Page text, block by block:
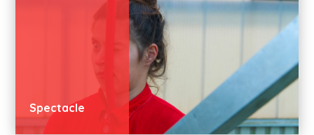
Spectacle